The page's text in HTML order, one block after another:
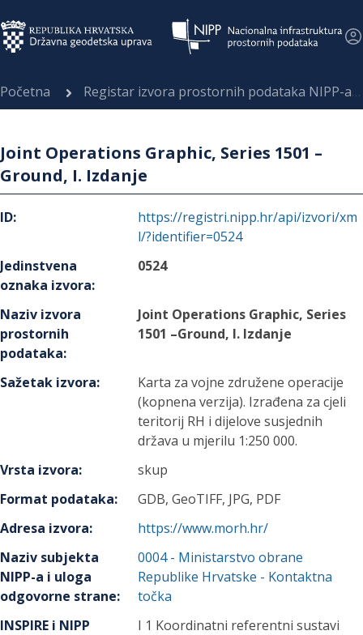
Početna Registar izvora prostornih podataka NIPP-a
Joint Operations Graphic, Series 1501 –
Ground, I. Izdanje
ID:
https://registri.nipp.hr/api/izvori/xm
l/?identifier=0524
Jedinstvena
oznaka izvora:
0524
Naziv izvora
prostornih
podataka:
Joint Operations Graphic, Series
1501 –Ground, I. Izdanje
Sažetak izvora:
Karta za vojne združene operacije
(kopnena verzija). Izrađena za cjeli
teritorij RH i dijelove susjednih
država u mjerilu 1:250 000.
Vrsta izvora:
skup
Format podataka:
GDB, GeoTIFF, JPG, PDF
Adresa izvora:
https://www.morh.hr/
Naziv subjekta
NIPP-a i uloga
odgovorne strane:
0004- Ministarstvo obrane
Republike Hrvatske - Kontaktna
točka
INSPIRE i NIPP
I 1 Koordinatni referentni sustavi